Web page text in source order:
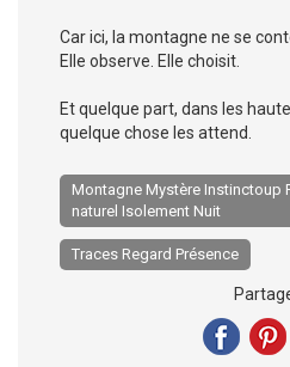
Car ici, la montagne ne se
Elle observe. Elle choisit.
Et quelque part, dans les
quelque chose les attend.
Montagne Mystère Instinctoup
naturel Isolement Nuit
Traces Regard Présence